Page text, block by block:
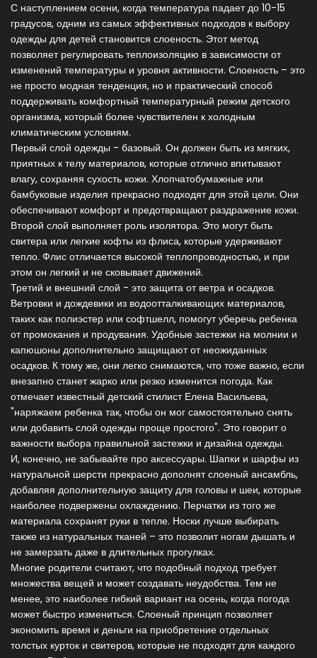
С наступлением осени, когда температура падает до 10-15
градусов, одним из самых эффективных подходов к выбору
одежды для детей становится слоеность. Этот метод
позволяет регулировать теплоизоляцию в зависимости от
изменений температуры и уровня активности. Слоеность – это
не просто модная тенденция, но и практический способ
поддерживать комфортный температурный режим детского
организма, который более чувствителен к холодным
климатическим условиям.
Первый слой одежды - базовый. Он должен быть из мягких,
приятных к телу материалов, которые отлично впитывают
влагу, сохраняя сухость кожи. Хлопчатобумажные или
бамбуковые изделия прекрасно подходят для этой цели. Они
обеспечивают комфорт и предотвращают раздражение кожи.
Второй слой выполняет роль изолятора. Это могут быть
свитера или легкие кофты из флиса, которые удерживают
тепло. Флис отличается высокой теплопроводностью, и при
этом он легкий и не сковывает движений.
Третий и внешний слой - это защита от ветра и осадков.
Ветровки и дождевики из водоотталкивающих материалов,
таких как полиэстер или софтшелл, помогут уберечь ребенка
от промокания и продувания. Удобные застежки на молнии и
капюшоны дополнительно защищают от неожиданных
осадков. К тому же, они легко снимаются, что тоже важно, если
внезапно станет жарко или резко изменится погода. Как
отмечает известный детский стилист Елена Васильева,
"наряжаем ребенка так, чтобы он мог самостоятельно снять
или добавить слой одежды проще простого". Это говорит о
важности выбора правильной застежки и дизайна одежды.
И, конечно, не забывайте про аксессуары. Шапки и шарфы из
натуральной шерсти прекрасно дополнят слоеный ансамбль,
добавляя дополнительную защиту для головы и шеи, которые
наиболее подвержены охлаждению. Перчатки из того же
материала сохранят руки в тепле. Носки лучше выбирать
также из натуральных тканей – это позволит ногам дышать и
не замерзать даже в длительных прогулках.
Многие родители считают, что подобный подход требует
множества вещей и может создавать неудобства. Тем не
менее, это наиболее гибкий вариант на осень, когда погода
может быстро измениться. Слоеный принцип позволяет
экономить время и деньги на приобретение отдельных
толстых курток и свитеров, которые не подходят для каждого